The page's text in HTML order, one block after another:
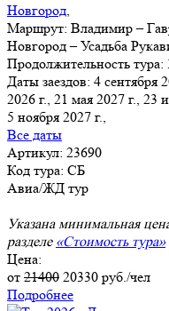
Новгород,
Маршрут: Владимир –
Новгород – Усадьба
Продолжительность тура:
Даты заездов: 4 сентября
2026 г., 21 мая 2027 г., 23
5 ноября 2027 г.,
Все даты
Артикул: 23690
Код тура: СБ
Авиа/ЖД тур
Указана минимальная
разделе «Стоимость тура»
Цена:
от 21400 20330 руб./чел
Подробнее